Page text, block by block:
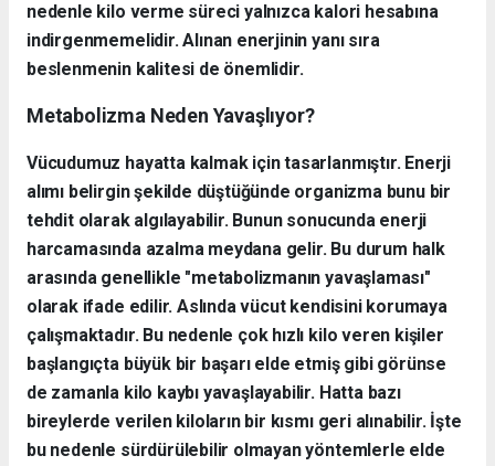
nedenle kilo verme süreci yalnızca kalori hesabına
indirgenmemelidir. Alınan enerjinin yanı sıra
beslenmenin kalitesi de önemlidir.
Metabolizma Neden Yavaşlıyor?
Vücudumuz hayatta kalmak için tasarlanmıştır. Enerji
alımı belirgin şekilde düştüğünde organizma bunu bir
tehdit olarak algılayabilir. Bunun sonucunda enerji
harcamasında azalma meydana gelir. Bu durum halk
arasında genellikle "metabolizmanın yavaşlaması"
olarak ifade edilir. Aslında vücut kendisini korumaya
çalışmaktadır. Bu nedenle çok hızlı kilo veren kişiler
başlangıçta büyük bir başarı elde etmiş gibi görünse
de zamanla kilo kaybı yavaşlayabilir. Hatta bazı
bireylerde verilen kiloların bir kısmı geri alınabilir. İşte
bu nedenle sürdürülebilir olmayan yöntemlerle elde